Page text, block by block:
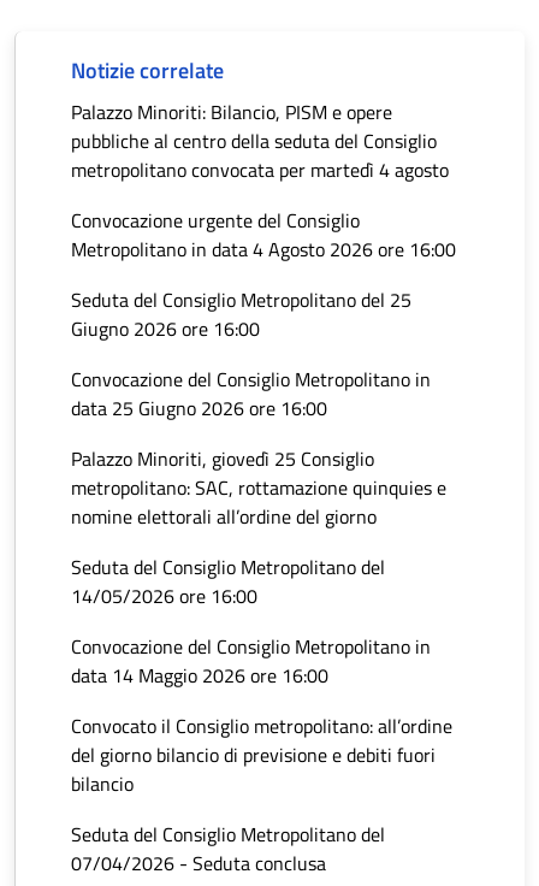
Notizie correlate
Palazzo Minoriti: Bilancio, PISM e opere
pubbliche al centro della seduta del Consiglio
metropolitano convocata per martedì 4 agosto
Convocazione urgente del Consiglio
Metropolitano in data 4 Agosto 2026 ore 16:00
Seduta del Consiglio Metropolitano del 25
Giugno 2026 ore 16:00
Convocazione del Consiglio Metropolitano in
data 25 Giugno 2026 ore 16:00
Palazzo Minoriti, giovedì 25 Consiglio
metropolitano: SAC, rottamazione quinquies e
nomine elettorali all’ordine del giorno
Seduta del Consiglio Metropolitano del
14/05/2026 ore 16:00
Convocazione del Consiglio Metropolitano in
data 14 Maggio 2026 ore 16:00
Convocato il Consiglio metropolitano: all’ordine
del giorno bilancio di previsione e debiti fuori
bilancio
Seduta del Consiglio Metropolitano del
07/04/2026 - Seduta conclusa